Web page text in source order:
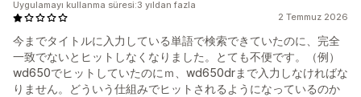
2 Temmuz 2026
今までタイトルに入力している単語で検索できていたのに、完全
一致でないとヒットしなくなりました。とても不便です。（例）
wd650でヒットしていたのにｍ、wd650drまで入力しなければな
りません。どういう仕組みでヒットされるようになっているのか
Uygulamayı kullanma süresi:3 yıldan fazla